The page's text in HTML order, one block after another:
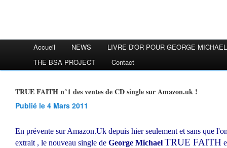
Accueil NEWS
LIVRE D'OR POUR GEORGE MICHAEL
THE BSA PROJECT
Contact
TRUE FAITH n°1 des ventes de CD single sur Amazon.uk !
Publié le 4 Mars 2011
En prévente sur Amazon.Uk depuis hier seulement et sans que
extrait , le nouveau single de George Michael TRUE FAITH